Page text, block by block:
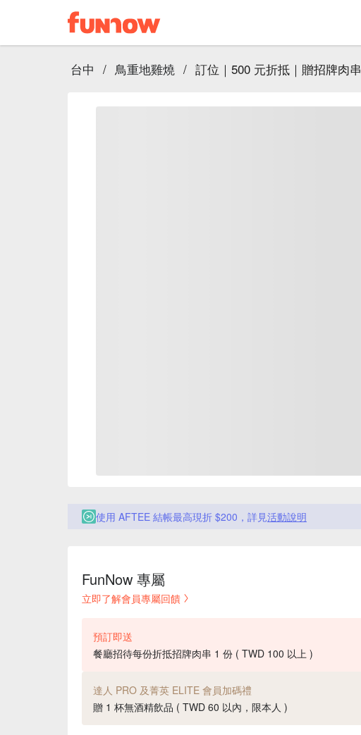
台中 / 鳥重地雞燒 / 訂位｜500 元折抵｜贈招牌肉串
使用 AFTEE 結帳最高現折 $200，詳見活動說明
FunNow 專屬
立即了解會員專屬回饋
預訂即送
餐廳招待每份折抵招牌肉串 1 份 ( TWD 100 以上 )
達人 PRO 及菁英 ELITE 會員加碼禮
贈 1 杯無酒精飲品 ( TWD 60 以內，限本人 )